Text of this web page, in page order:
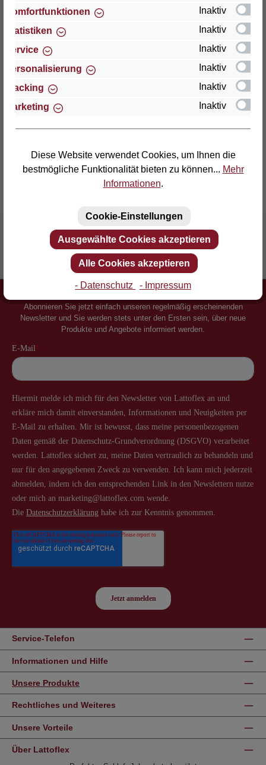
"Lattoflex"
D-27432 Bremervörde
Telefon: (04761) 979-0
E-Mail: info@lattoflex.com
Erfinder des Lattenrostes Mehr als 60 Jahre Erfahrung
Abonnieren Sie jetzt einfach unseren regelmäßig erscheinenden
Newsletter und Sie werden stets unter den Ersten sein, über neue
Produkte und Angebote informiert werden.
Service-Telefon
Informationen und Hilfe
Unsere Produkte
Rechtliches und Weiteres
Unsere Vorteile
Über Lattoflex
Komfortfunktionen
Inaktiv
Statistiken
Inaktiv
Service
Inaktiv
Personalisierung
Inaktiv
Tracking
Inaktiv
Marketing
Inaktiv
Diese Website verwendet Cookies, um Ihnen die
bestmögliche Funktionalität bieten zu können... Mehr
Informationen.
Cookie-Einstellungen
Ausgewählte Cookies akzeptieren
Alle Cookies akzeptieren
- Datenschutz - Impressum